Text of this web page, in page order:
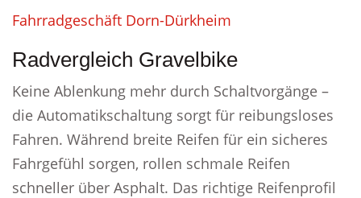
Fahrradgeschäft Dorn-Dürkheim
Radvergleich Gravelbike
Keine Ablenkung mehr durch Schaltvorgänge –
die Automatikschaltung sorgt für reibungsloses
Fahren. Während breite Reifen für ein sicheres
Fahrgefühl sorgen, rollen schmale Reifen
schneller über Asphalt. Das richtige Reifenprofil